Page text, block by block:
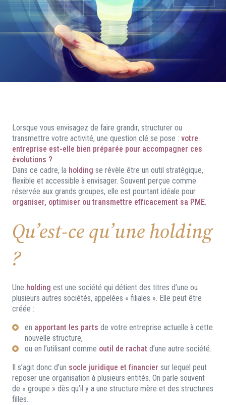
Lorsque vous envisagez de faire grandir, structurer ou
transmettre votre activité, une question clé se pose : votre
entreprise est-elle bien préparée pour accompagner ces
évolutions ?
Dans ce cadre, la holding se révèle être un outil stratégique,
flexible et accessible à envisager. Souvent perçue comme
réservée aux grands groupes, elle est pourtant idéale pour
organiser, optimiser ou transmettre efficacement sa PME.
Qu’est-ce qu’une holding
?
Une holding est une société qui détient des titres d’une ou
plusieurs autres sociétés, appelées « filiales ». Elle peut être
créée :
en apportant les parts de votre entreprise actuelle à cette
nouvelle structure,
ou en l’utilisant comme outil de rachat d’une autre société.
Il s’agit donc d’un socle juridique et financier sur lequel peut
reposer une organisation à plusieurs entités. On parle souvent
de « groupe » dès qu’il y a une structure mère et des structures
filles.